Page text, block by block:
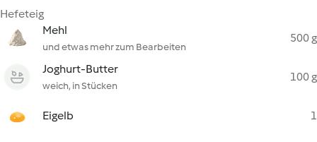
Hefeteig
Mehl
und etwas mehr zum Bearbeiten
500 g
Joghurt-Butter
weich, in Stücken
100 g
Eigelb 1